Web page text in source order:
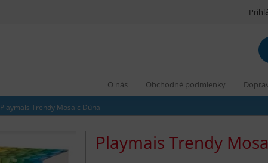
O nás Obchodné podmienky
Playmais Trendy Mosaic Dúha
Playmais Trendy